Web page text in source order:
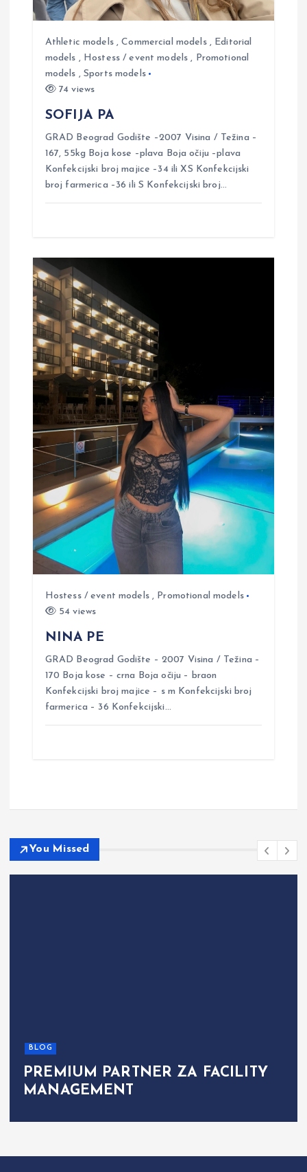
a
Athletic models,Commercial models, Editorial
models , Hostess / event models , Promotional
models ,Sports models
74 views
SOFIJA PA
GRAD Beograd Godište –2007 Visina / Težina –
167, 55kg Boja kose –plava Boja očiju –plava
Konfekcijski broj majice –34 ili XS Konfekcijski
broj farmerica –36 ili S Konfekcijski broj…
Hostess / event models, Promotional models
54 views
NINA PE
GRAD Beograd Godište – 2007 Visina / Težina –
170 Boja kose – crna Boja očiju – braon
Konfekcijski broj majice – s m Konfekcijski broj
farmerica – 36 Konfekcijski…
You Missed
BLOG
PREMIUM PARTNER ZA FACILITY
MANAGEMENT